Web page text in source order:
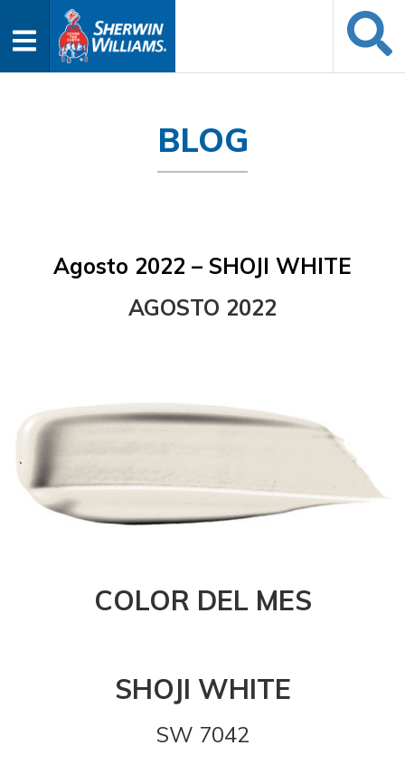
BLOG
Agosto 2022 – SHOJI WHITE
AGOSTO 2022
COLOR DEL MES
SHOJI WHITE
SW 7042